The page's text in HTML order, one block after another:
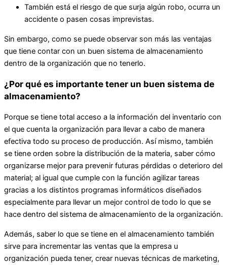
También está el riesgo de que surja algún robo, ocurra un
accidente o pasen cosas imprevistas.
Sin embargo, como se puede observar son más las ventajas
que tiene contar con un buen sistema de almacenamiento
dentro de la organización que no tenerlo.
¿Por qué es importante tener un buen sistema de
almacenamiento?
Porque se tiene total acceso a la información del inventario con
el que cuenta la organización para llevar a cabo de manera
efectiva todo su proceso de producción. Así mismo, también
se tiene orden sobre la distribución de la materia, saber cómo
organizarse mejor para prevenir futuras pérdidas o deterioro del
material; al igual que cumple con la función agilizar tareas
gracias a los distintos programas informáticos diseñados
especialmente para llevar un mejor control de todo lo que se
hace dentro del sistema de almacenamiento de la organización.
Además, saber lo que se tiene en el almacenamiento también
sirve para incrementar las ventas que la empresa u
organización pueda tener, crear nuevas técnicas de marketing,